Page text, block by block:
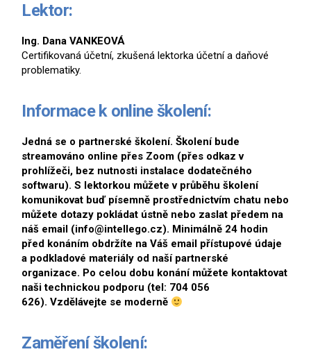
Lektor:
Ing. Dana VANKEOVÁ
Certifikovaná účetní, zkušená lektorka účetní a daňové
problematiky.
Informace k online školení:
Jedná se o partnerské školení. Školení bude
streamováno online přes Zoom (přes odkaz v
prohlížeči, bez nutnosti instalace dodatečného
softwaru). S lektorkou můžete v průběhu školení
komunikovat buď písemně prostřednictvím chatu nebo
můžete dotazy pokládat ústně nebo zaslat předem na
náš email (info@intellego.cz). Minimálně 24 hodin
před konáním obdržíte na Váš email přístupové údaje
a podkladové materiály od naší partnerské
organizace. Po celou dobu konání můžete kontaktovat
naši technickou podporu (tel: 704 056
626).Vzdělávejte se moderně
Zaměření školení: